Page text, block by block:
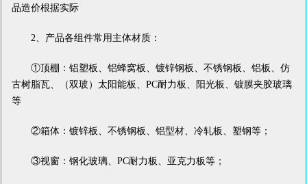
品造价根据实际
2、产品各组件常用主体材质：
①顶棚：铝塑板、铝蜂窝板、镀锌钢板、不锈钢板、铝板、仿
古树脂瓦、（双玻）太阳能板、PC耐力板、阳光板、镀膜夹胶玻璃
等
②箱体：镀锌板、不锈钢板、铝型材、冷轧板、塑钢等；
③视窗：钢化玻璃、PC耐力板、亚克力板等；